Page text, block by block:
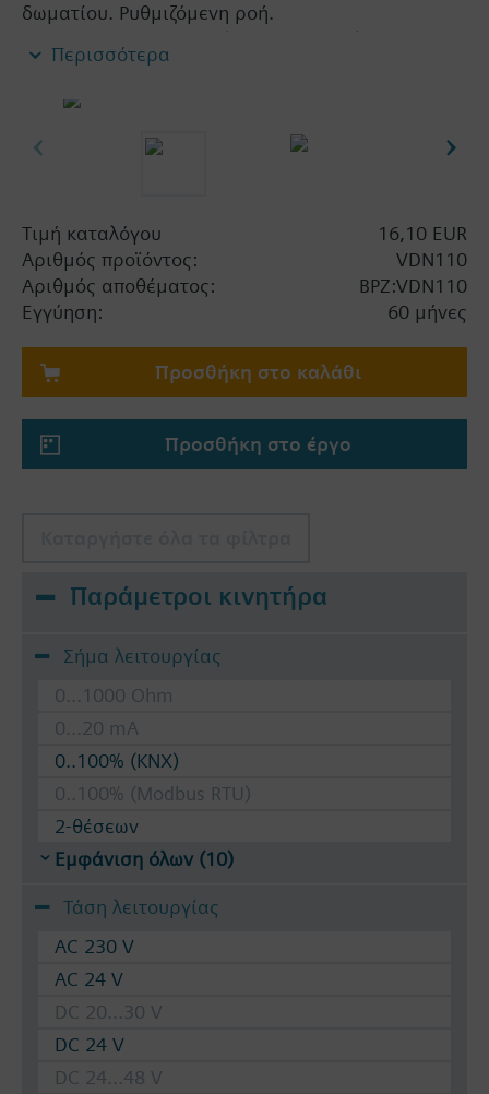
δωματίου. Ρυθμιζόμενη ροή.
Επιτρεπτά μέσα: νερό (κατά VDI 2035), νερό με
αντιπαγετικό
Σημαντική πληροφορία
Οι βάνες μπορούν να συνδυαστούν με τους
Περισσότερα
Τιμή καταλόγου
16,10 EUR
Αριθμός προϊόντος:
VDN110
Αριθμός αποθέματος:
BPZ:VDN110
Εγγύηση:
60 μήνες
Προσθήκη στο καλάθι
Προσθήκη στο έργο
Παράμετροι κινητήρα
Σήμα λειτουργίας
0...1000 Ohm
0...20 mA
0..100% (KNX)
0..100% (Modbus RTU)
2-θέσεων
Εμφάνιση όλων (10)
Τάση λειτουργίας
AC 230 V
AC 24 V
DC 20...30 V
DC 24 V
DC 24...48 V